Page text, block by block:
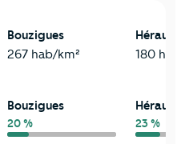
Bouzigues
267 hab/km²
Hérault
180
Bouzigues
20 %
Hérault
23 %